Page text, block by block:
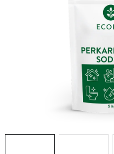
EKO DROGERIE A KOSMETIKA
ZNAČKY